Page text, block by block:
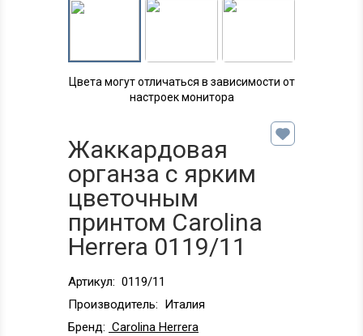
Цвета могут отличаться в зависимости от
настроек монитора
Жаккардовая
органза с ярким
цветочным
принтом Carolina
Herrera 0119/11
Артикул: 0119/11
Производитель: Италия
Бренд: Carolina Herrera